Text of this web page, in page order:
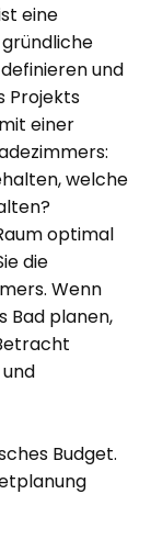
eine
und
Projekts
einer
welche
optimal
die
Wenn
Bad planen,
Budget.